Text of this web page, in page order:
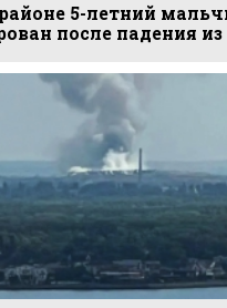
5-летний
после падения